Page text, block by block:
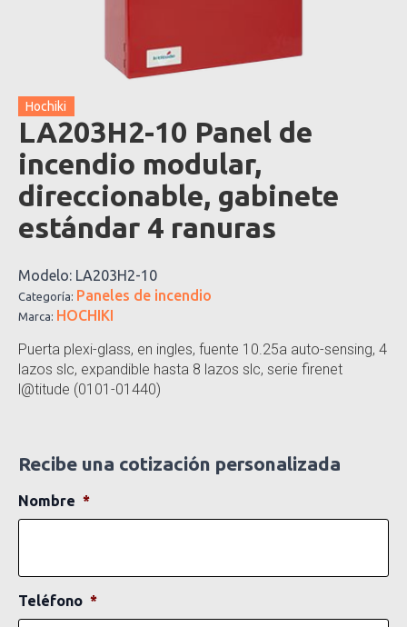
Hochiki
LA203H2-10 Panel de
incendio modular,
direccionable, gabinete
estándar 4 ranuras
Modelo: LA203H2-10
Categoría: Paneles de incendio
Marca: HOCHIKI
Puerta plexi-glass, en ingles, fuente 10.25a auto-sensing, 4
lazos slc, expandible hasta 8 lazos slc, serie firenet
l@titude (0101-01440)
Recibe una cotización personalizada
Nombre *
Teléfono *